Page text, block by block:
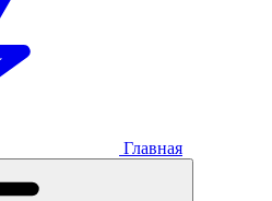
Главная